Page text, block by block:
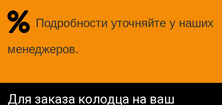
Подробности уточняйте у наших
менеджеров.
Для заказа колодца на ваш